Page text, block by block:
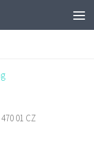
470 01 CZ